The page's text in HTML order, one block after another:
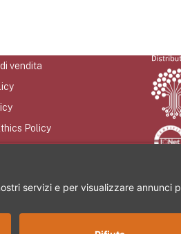
vendita
Policy
con unico socio Via Martiri di